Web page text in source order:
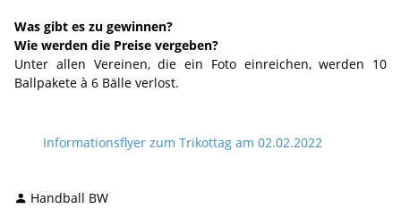
Was gibt es zu gewinnen?
Wie werden die Preise vergeben?
Unter allen Vereinen, die ein Foto einreichen, werden 10
Ballpakete à 6 Bälle verlost.
Informationsflyer zum Trikottag am 02.02.2022
Handball BW